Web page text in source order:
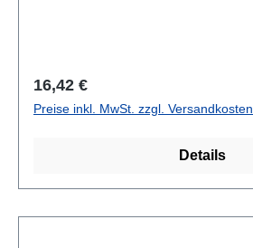
Regulärer Preis:
16,42 €
Preise inkl. MwSt. zzgl. Versandkosten
Details